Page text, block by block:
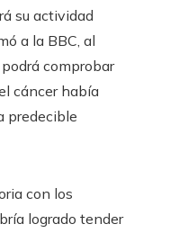
su actividad
a la BBC, al
comprobar
cáncer había
predecible
con los
logrado tender